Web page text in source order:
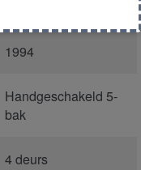
1994
Handgeschakeld 5-
bak
4 deurs